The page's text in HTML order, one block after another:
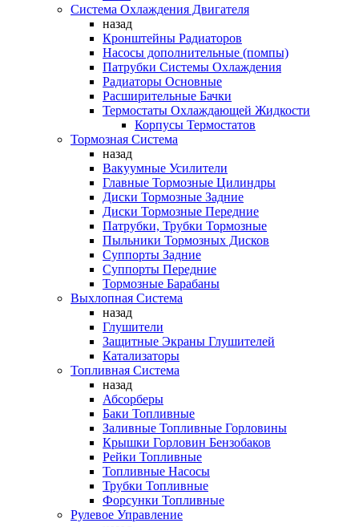
Система Охлаждения Двигателя
назад
Кронштейны Радиаторов
Насосы дополнительные (помпы)
Патрубки Системы Охлаждения
Радиаторы Основные
Расширительные Бачки
Термостаты Охлаждающей Жидкости
Корпусы Термостатов
Тормозная Система
назад
Вакуумные Усилители
Главные Тормозные Цилиндры
Диски Тормозные Задние
Диски Тормозные Передние
Патрубки, Трубки Тормозные
Пыльники Тормозных Дисков
Суппорты Задние
Суппорты Передние
Тормозные Барабаны
Выхлопная Система
назад
Глушители
Защитные Экраны Глушителей
Катализаторы
Топливная Система
назад
Абсорберы
Баки Топливные
Заливные Топливные Горловины
Крышки Горловин Бензобаков
Рейки Топливные
Топливные Насосы
Трубки Топливные
Форсунки Топливные
Рулевое Управление